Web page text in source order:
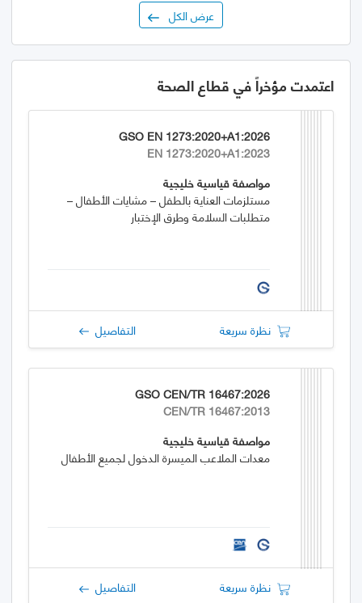
عرض الكل
اعتمدت مؤخراً في قطاع الصحة
GSO EN 1273:2020+A1:2026
EN 1273:2020+A1:2023
مواصفة قياسية خليجية
مستلزمات العناية بالطفل – مشايات الأطفال –
متطلبات السلامة وطرق الإختبار
نظرة سريعة التفاصيل
GSO CEN/TR 16467:2026
CEN/TR 16467:2013
مواصفة قياسية خليجية
معدات الملاعب الميسرة الدخول لجميع الأطفال
نظرة سريعة التفاصيل